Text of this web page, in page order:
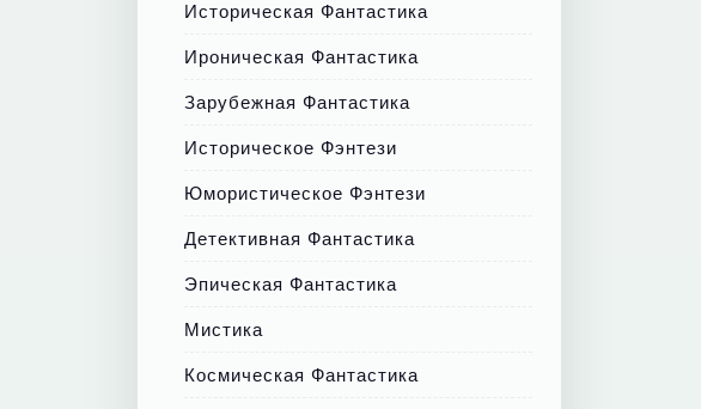
Историческая Фантастика
Ироническая Фантастика
Зарубежная Фантастика
Историческое Фэнтези
Юмористическое Фэнтези
Детективная Фантастика
Эпическая Фантастика
Мистика
Космическая Фантастика